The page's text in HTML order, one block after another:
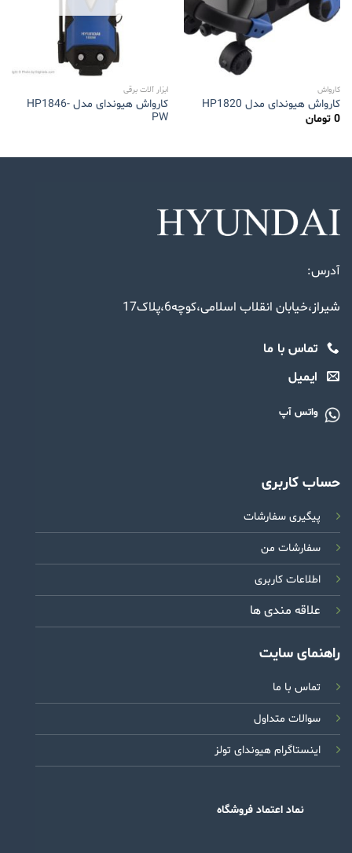
کارواش
کارواش هیوندای مدل HP1820
0 تومان
ابزار آلات برقی
کارواش هیوندای مدل HP1846-
PW
آدرس:
شیراز،خیابان انقلاب اسلامی،کوچه6،پلاک17
تماس با ما
ایمیل
واتس آپ
حساب کاربری
پیگیری سفارشات
سفارشات من
اطلاعات کاربری
علاقه مندی ها
راهنمای سایت
تماس با ما
سوالات متداول
اینستاگرام هیوندای تولز
نماد اعتماد فروشگاه